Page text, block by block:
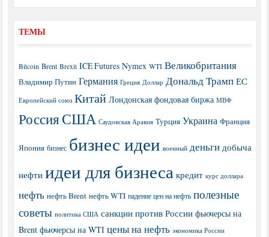
ТЕМЫ
Bitcoin Brent Brexit ICE Futures Nymex WTI Великобритания
Владимир Путин Германия Греция Доллар Дональд Трамп ЕС
Европейский союз Китай Лондонская фондовая биржа МВФ
РоссияСША Саудовская Аравия Турция Украина Франция
Япония бизнес бизнес идеи военный деньги добыча
нефти идеи для бизнеса кредит курс доллара
нефть нефть Brent нефть WTI падение цен на нефть полезные
советы политика США санкции против России фьючерсы на
Brent фьючерсы на WTI цены на нефть экономика России